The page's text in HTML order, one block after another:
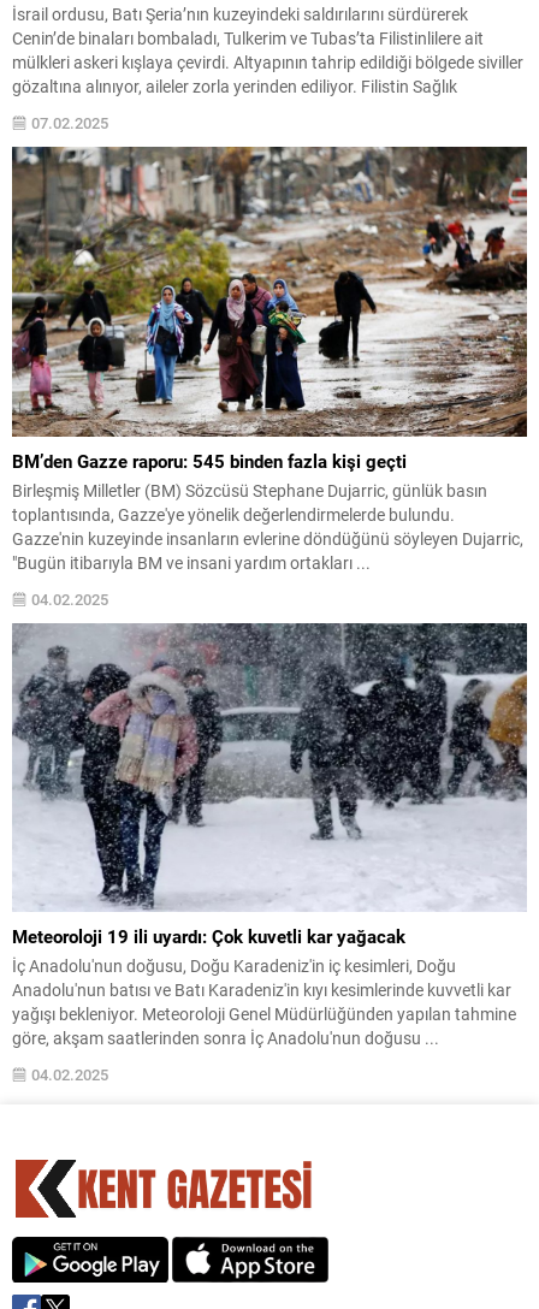
İsrail ordusu, Batı Şeria’nın kuzeyindeki saldırılarını sürdürerek
Cenin’de binaları bombaladı, Tulkerim ve Tubas’ta Filistinlilere ait
mülkleri askeri kışlaya çevirdi. Altyapının tahrip edildiği bölgede siviller
gözaltına alınıyor, aileler zorla yerinden ediliyor. Filistin Sağlık
açıkladı.
07.02.2025
BM’den Gazze raporu: 545 binden fazla kişi geçti
Birleşmiş Milletler (BM) Sözcüsü Stephane Dujarric, günlük basın
toplantısında, Gazze'ye yönelik değerlendirmelerde bulundu.
Gazze'nin kuzeyinde insanların evlerine döndüğünü söyleyen Dujarric,
"Bugün itibarıyla BM ve insani yardım ortakları ...
04.02.2025
Meteoroloji 19 ili uyardı: Çok kuvetli kar yağacak
İç Anadolu'nun doğusu, Doğu Karadeniz'in iç kesimleri, Doğu
Anadolu'nun batısı ve Batı Karadeniz'in kıyı kesimlerinde kuvvetli kar
yağışı bekleniyor. Meteoroloji Genel Müdürlüğünden yapılan tahmine
göre, akşam saatlerinden sonra İç Anadolu'nun doğusu ...
04.02.2025